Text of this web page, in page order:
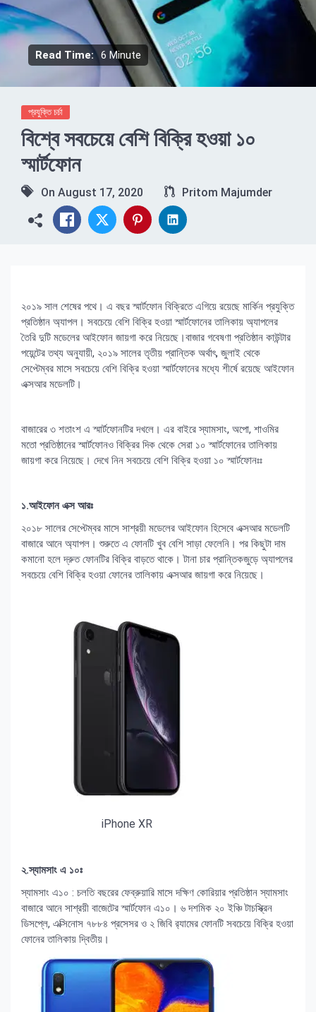
Read Time: 6 Minute
প্রযুক্তি চর্চা
বিশ্বে সবচেয়ে বেশি বিক্রি হওয়া ১০
স্মার্টফোন
On August 17, 2020 Pritom Majumder
২০১৯ সাল শেষের পথে। এ বছর স্মার্টফোন বিক্রিতে এগিয়ে রয়েছে মার্কিন প্রযুক্তি
প্রতিষ্ঠান অ্যাপল। সবচেয়ে বেশি বিক্রি হওয়া স্মার্টফোনের তালিকায় অ্যাপলের
তৈরি দুটি মডেলের আইফোন জায়গা করে নিয়েছে।বাজার গবেষণা প্রতিষ্ঠান কাউন্টার
পয়েন্টের তথ্য অনুযায়ী, ২০১৯ সালের তৃতীয় প্রান্তিক অর্থাৎ, জুলাই থেকে
সেপ্টেম্বর মাসে সবচেয়ে বেশি বিক্রি হওয়া স্মার্টফোনের মধ্যে শীর্ষে রয়েছে আইফোন
এক্সআর মডেলটি।
বাজারের ৩ শতাংশ এ স্মার্টফোনটির দখলে। এর বাইরে স্যামসাং, অপো, শাওমির
মতো প্রতিষ্ঠানের স্মার্টফোনও বিক্রির দিক থেকে সেরা ১০ স্মার্টফোনের তালিকায়
জায়গা করে নিয়েছে। দেখে নিন সবচেয়ে বেশি বিক্রি হওয়া ১০ স্মার্টফোনঃঃ
১.আইফোন এক্স আরঃ
২০১৮ সালের সেপ্টেম্বর মাসে সাশ্রয়ী মডেলের আইফোন হিসেবে এক্সআর মডেলটি
বাজারে আনে অ্যাপল। শুরুতে এ ফোনটি খুব বেশি সাড়া ফেলেনি। পর কিছুটা দাম
কমানো হলে দ্রুত ফোনটির বিক্রি বাড়তে থাকে। টানা চার প্রান্তিকজুড়ে অ্যাপলের
সবচেয়ে বেশি বিক্রি হওয়া ফোনের তালিকায় এক্সআর জায়গা করে নিয়েছে।
iPhone XR
২.স্যামসাং এ ১০ঃ
স্যামসাং এ১০ : চলতি বছরের ফেব্রুয়ারি মাসে দক্ষিণ কোরিয়ার প্রতিষ্ঠান স্যামসাং
বাজারে আনে সাশ্রয়ী বাজেটের স্মার্টফোন এ১০। ৬ দশমিক ২০ ইঞ্চি টাচস্ক্রিন
ডিসপ্লে, এক্সিনোস ৭৮৮৪ প্রসেসর ও ২ জিবি র‍্যামের ফোনটি সবচেয়ে বিক্রি হওয়া
ফোনের তালিকায় দ্বিতীয়।